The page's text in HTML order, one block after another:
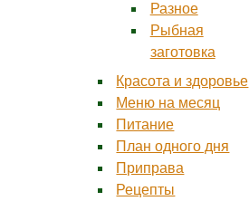
Разное
Рыбная
заготовка
Красота и здоровье
Меню на месяц
Питание
План одного дня
Приправа
Рецепты